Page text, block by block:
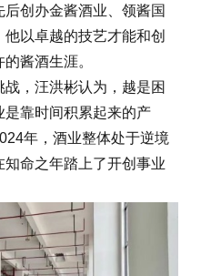
创办金酱酒业、领酱国
以卓越的技艺才能和创
酱酒生涯。
，汪洪彬认为，越是困
靠时间积累起来的产
年，酒业整体处于逆境
命之年踏上了开创事业